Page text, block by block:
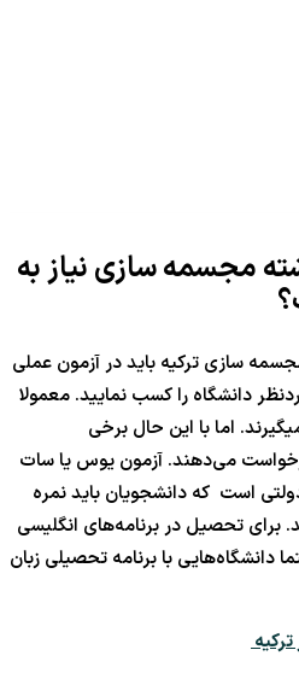
مجسمه سازی نیاز به
سازی ترکیه باید در آزمون عملی
دانشگاه را کسب نمایید. معمولا
را در نظر میگیرند. اما با این حال برخی
نمره 180 را نیز درخواست می‌دهند. آزمون یوس یا سات
است که دانشجویان باید نمره
برای تحصیل در برنامه‌های انگلیسی
دانشگاه‌هایی با برنامه تحصیلی زبان